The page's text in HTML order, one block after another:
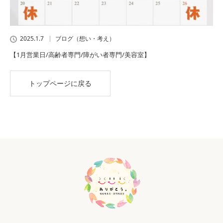
2025.1.7 ブログ（想い・考え）
【1月営業日/高齢者専門/障がい者専門/美容室】
トップページに戻る